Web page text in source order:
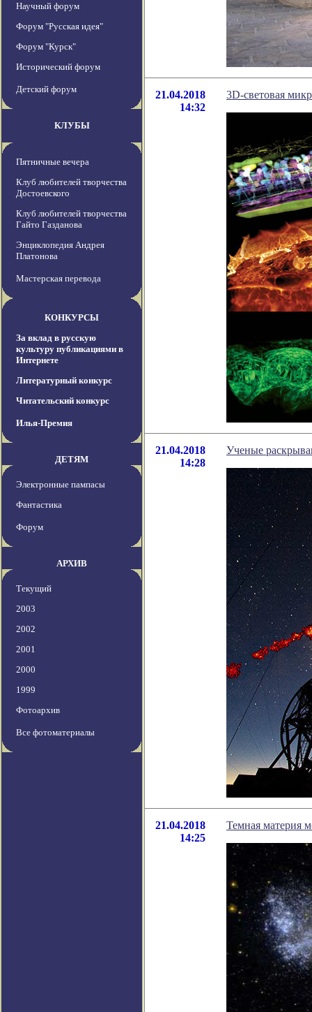
Научный форум
Форум "Русская идея"
Форум "Курск"
Исторический форум
Детский форум
КЛУБЫ
Пятничные вечера
Клуб любителей творчества
Достоевского
Клуб любителей творчества
Гайто Газданова
Энциклопедия Андрея
Платонова
Мастерская перевода
КОНКУРСЫ
За вклад в русскую
культуру публикациями в
Интернете
Литературный конкурс
Читательский конкурс
Илья-Премия
ДЕТЯМ
Электронные пампасы
Фантастика
Форум
АРХИВ
Текущий
2003
2002
2001
2000
1999
Фотоархив
Все фотоматериалы
21.04.2018
14:32
3D-световая
21.04.2018
14:28
Ученые
21.04.2018
14:25
Темная материя